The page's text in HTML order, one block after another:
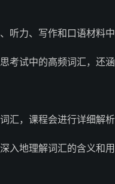
听力、写作和口语材料
考试中的高频词汇，还
汇，课程会进行详细解
入地理解词汇的含义和